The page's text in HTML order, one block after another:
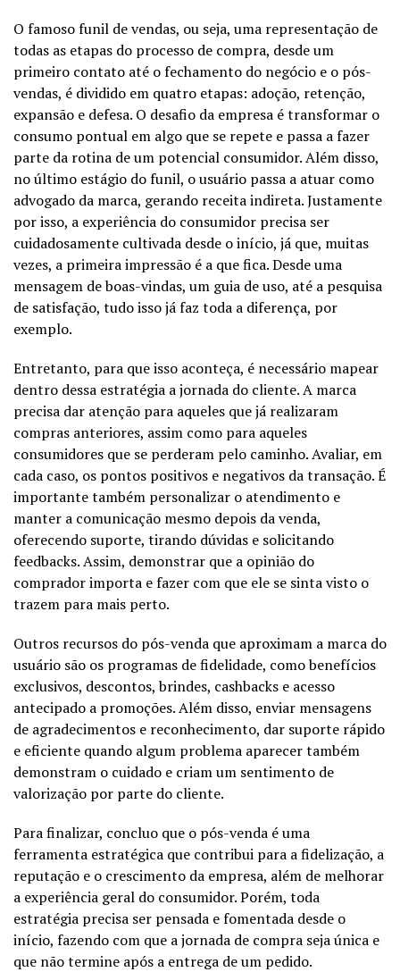
O famoso funil de vendas, ou seja, uma representação de
todas as etapas do processo de compra, desde um
primeiro contato até o fechamento do negócio e o pós-
vendas, é dividido em quatro etapas: adoção, retenção,
expansão e defesa. O desafio da empresa é transformar o
consumo pontual em algo que se repete e passa a fazer
parte da rotina de um potencial consumidor. Além disso,
no último estágio do funil, o usuário passa a atuar como
advogado da marca, gerando receita indireta. Justamente
por isso, a experiência do consumidor precisa ser
cuidadosamente cultivada desde o início, já que, muitas
vezes, a primeira impressão é a que fica. Desde uma
mensagem de boas-vindas, um guia de uso, até a pesquisa
de satisfação, tudo isso já faz toda a diferença, por
exemplo.
Entretanto, para que isso aconteça, é necessário mapear
dentro dessa estratégia a jornada do cliente. A marca
precisa dar atenção para aqueles que já realizaram
compras anteriores, assim como para aqueles
consumidores que se perderam pelo caminho. Avaliar, em
cada caso, os pontos positivos e negativos da transação. É
importante também personalizar o atendimento e
manter a comunicação mesmo depois da venda,
oferecendo suporte, tirando dúvidas e solicitando
feedbacks. Assim, demonstrar que a opinião do
comprador importa e fazer com que ele se sinta visto o
trazem para mais perto.
Outros recursos do pós-venda que aproximam a marca do
usuário são os programas de fidelidade, como benefícios
exclusivos, descontos, brindes, cashbacks e acesso
antecipado a promoções. Além disso, enviar mensagens
de agradecimentos e reconhecimento, dar suporte rápido
e eficiente quando algum problema aparecer também
demonstram o cuidado e criam um sentimento de
valorização por parte do cliente.
Para finalizar, concluo que o pós-venda é uma
ferramenta estratégica que contribui para a fidelização, a
reputação e o crescimento da empresa, além de melhorar
a experiência geral do consumidor. Porém, toda
estratégia precisa ser pensada e fomentada desde o
início, fazendo com que a jornada de compra seja única e
que não termine após a entrega de um pedido.